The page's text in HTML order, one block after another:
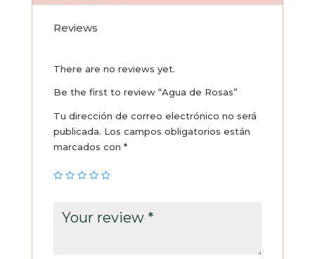
quantity
Reviews
There are no reviews yet.
Be the first to review “Agua de Rosas”
Tu dirección de correo electrónico no será
publicada. Los campos obligatorios están
marcados con *